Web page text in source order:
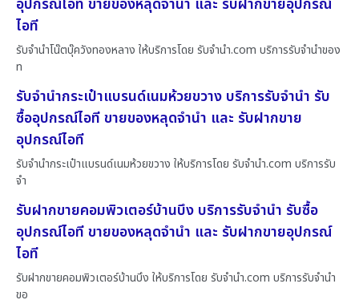
ไอที
รับจำนำโน๊ตบุ๊ควังทองหลาง ให้บริการโดย รับจํานํา.com บริการรับจำนำของ
ท
รับจำนำกระเป๋าแบรนด์เนมห้วยขวาง บริการรับจำนำ รับ
ซื้ออุปกรณ์ไอที ขายของหลุดจำนำ และ รับฝากขาย
อุปกรณ์ไอที
รับจำนำกระเป๋าแบรนด์เนมห้วยขวาง ให้บริการโดย รับจํานํา.com บริการรับ
จำ
รับฝากขายคอมพิวเตอร์บ้านบึง บริการรับจำนำ รับซื้อ
อุปกรณ์ไอที ขายของหลุดจำนำ และ รับฝากขายอุปกรณ์
ไอที
รับฝากขายคอมพิวเตอร์บ้านบึง ให้บริการโดย รับจํานํา.com บริการรับจำนำ
ขอ